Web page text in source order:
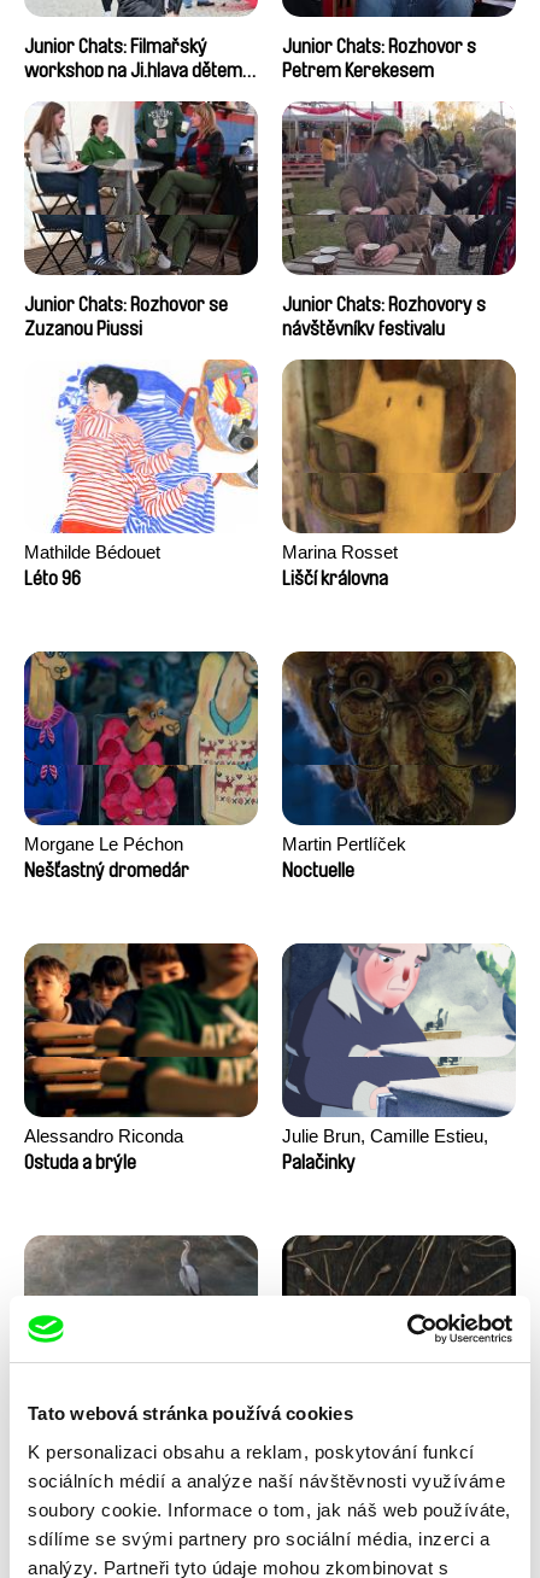
Tato webová stránka používá cookies
K personalizaci obsahu a reklam, poskytování funkcí
sociálních médií a analýze naší návštěvnosti využíváme
soubory cookie. Informace o tom, jak náš web používáte,
sdílíme se svými partnery pro sociální média, inzerci a
analýzy. Partneři tyto údaje mohou zkombinovat s
Junior Chats: Filmařský
workshop na Ji.hlava dětem
Junior Chats: Rozhovor s
Petrem Kerekesem
Junior Chats: Rozhovor se
Zuzanou Piussi
Junior Chats: Rozhovory s
návštěvníky festivalu
Mathilde Bédouet
Léto 96
Marina Rosset
Liščí královna
Morgane Le Péchon
Nešťastný dromedár
Martin Pertlíček
Noctuelle
Alessandro Riconda
Ostuda a brýle
Julie Brun, Camille Estieu,
Jiamin Peng
Palačinky
Berrahma, Flore Dupont,
Laurie Estampes, Quentin
Nory, Hugo Potin
Pod ledem
(Přibylová)
Pohádka z cukřenky